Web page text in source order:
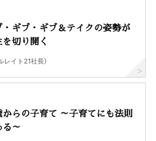
・ギブ・ギブ＆テイクの姿勢が
切り開く
レイト21社長）
からの子育て ～子育てにも法則
る～